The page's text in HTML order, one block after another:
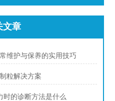
文章
维护与保养的实用技巧
粒解决方案
时的诊断方法是什么